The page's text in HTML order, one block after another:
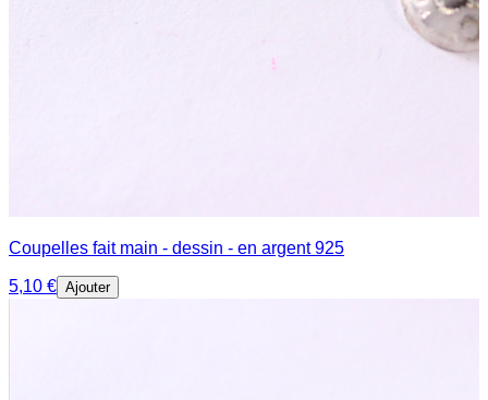
Coupelles fait main - dessin - en argent 925
5,10 € Ajouter